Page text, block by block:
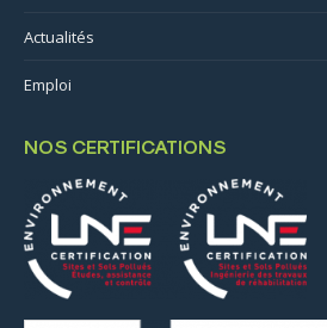
Actualités
Emploi
NOS CERTIFICATIONS